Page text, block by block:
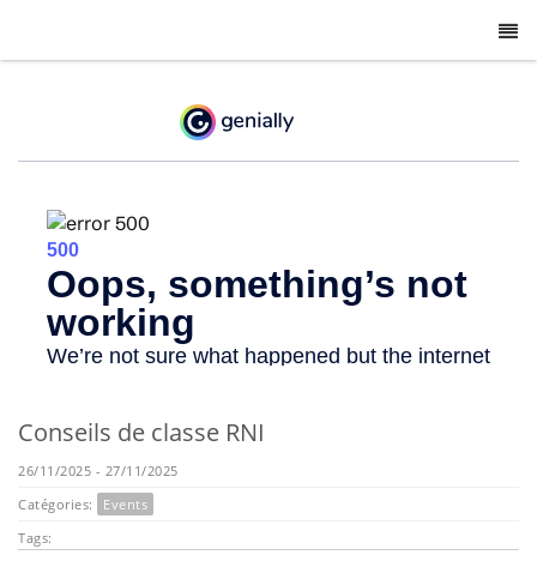
Conseils de classe RNI
26/11/2025 - 27/11/2025
Catégories:
Events
Tags: